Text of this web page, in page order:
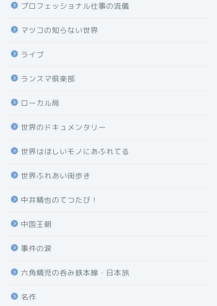
プロフェッショナル仕事の流儀
マツコの知らない世界
ライブ
ランスマ倶楽部
ローカル局
世界のドキュメンタリー
世界はほしいモノにあふれてる
世界ふれあい街歩き
中井精也のてつたび！
中国王朝
事件の涙
六角精児の呑み鉄本線・日本旅
名作